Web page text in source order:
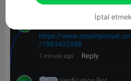
İptal etmek